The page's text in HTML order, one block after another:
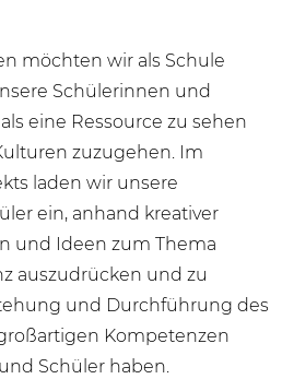
möchten wir als Schule
Schülerinnen und
eine Ressource zu sehen
zuzugehen. Im
laden wir unsere
ein, anhand kreativer
und Ideen zum Thema
auszudrücken und zu
und Durchführung des
Kompetenzen
Schüler haben.